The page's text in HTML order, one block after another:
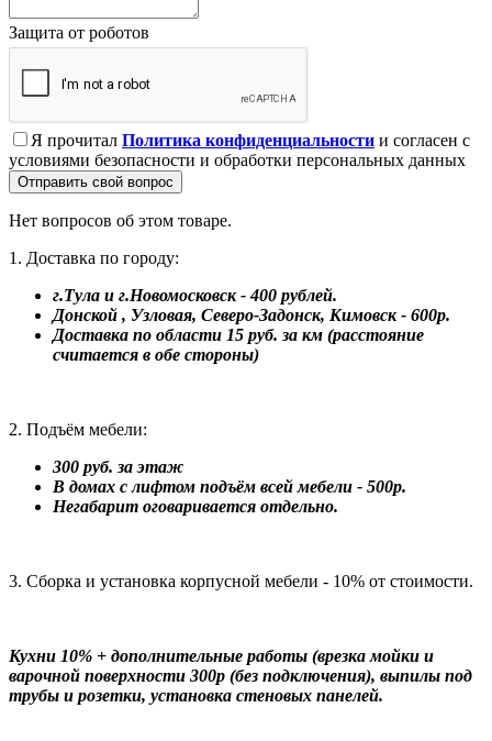
Защита от роботов
Я прочитал Политика конфиденциальности и согласен с
условиями безопасности и обработки персональных данных
Отправить свой вопрос
Нет вопросов об этом товаре.
1. Доставка по городу:
г.Тула и г.Новомосковск - 400 рублей.
Донской , Узловая, Северо-Задонск, Кимовск - 600р.
Доставка по области 15 руб. за км (расстояние
считается в обе стороны)
2. Подъём мебели:
300 руб. за этаж
В домах с лифтом подъём всей мебели - 500р.
Негабарит оговаривается отдельно.
3. Сборка и установка корпусной мебели - 10% от стоимости.
Кухни 10% + дополнительные работы (врезка мойки и
варочной поверхности 300р (без подключения), выпилы под
трубы и розетки, установка стеновых панелей.